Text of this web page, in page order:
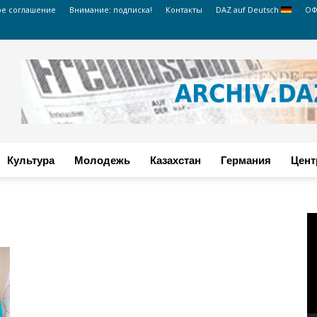
соглашение Внимание: подписка! Контакты DAZ auf Deutsch
Культура Молодежь Казахстан Германия